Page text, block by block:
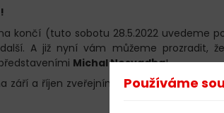
končí (tuto sobotu 28.5.2022 uvedeme
A již nyní vám můžeme prozradit,
Michal Nesvadba!
září a říjen zveřejníme a předprodej
Používáme